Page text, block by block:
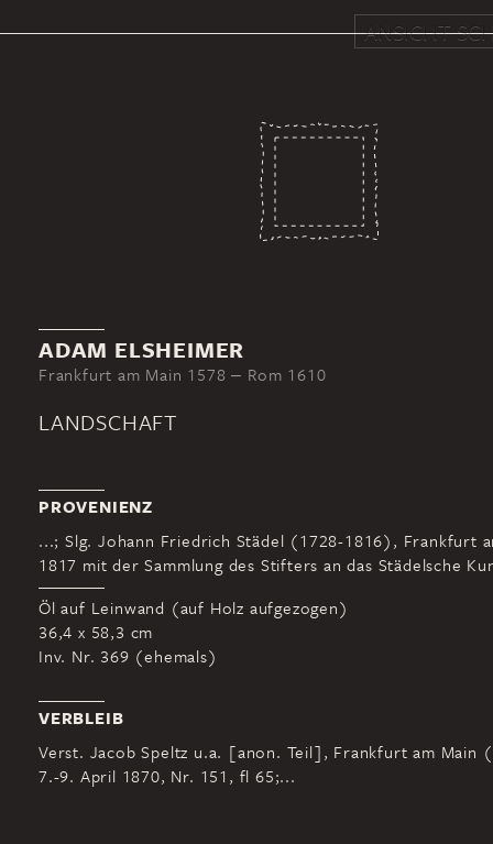
ANSICHT
ADAM ELSHEIMER
Frankfurt am Main 1578 ‒ Rom 1610
LANDSCHAFT
PROVENIENZ
...; Slg. Johann Friedrich Städel (1728-1816), Frankfurt
1817 mit der Sammlung des Stifters an das Städelsche
Öl auf Leinwand (auf Holz aufgezogen)
36,4 x 58,3 cm
Inv. Nr. 369 (ehemals)
VERBLEIB
Verst. Jacob Speltz u.a. [anon. Teil], Frankfurt am Main
7.-9. April 1870, Nr. 151, fl 65;...